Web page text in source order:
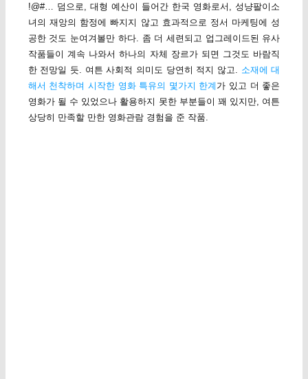
!@#… 덤으로, 대형 예산이 들어간 한국 영화로서, 성냥팔이소
녀의 재앙의 함정에 빠지지 않고 효과적으로 정서 마케팅에 성
공한 것도 눈여겨볼만 하다. 좀 더 세련되고 업그레이드된 유사
작품들이 계속 나와서 하나의 자체 장르가 되면 그것도 바람직
한 전망일 듯. 여튼 사회적 의미도 당연히 적지 않고. 소재에 대
해서 천착하며 시작한 영화 특유의 몇가지 한계 가 있고 더 좋은
영화가 될 수 있었으나 활용하지 못한 부분들이 꽤 있지만, 여튼
상당히 만족할 만한 영화관람 경험을 준 작품.